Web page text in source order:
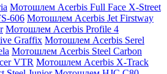
Мотошлем Acerbis Full Face X-Street
606 Мотошлем Acerbis Jet Firstway
Мотошлем Acerbis Profile 4
Graffix Мотошлем Acerbis Serel
Мотошлем Acerbis Steel Carbon
VTR Мотошлем Acerbis X-Track